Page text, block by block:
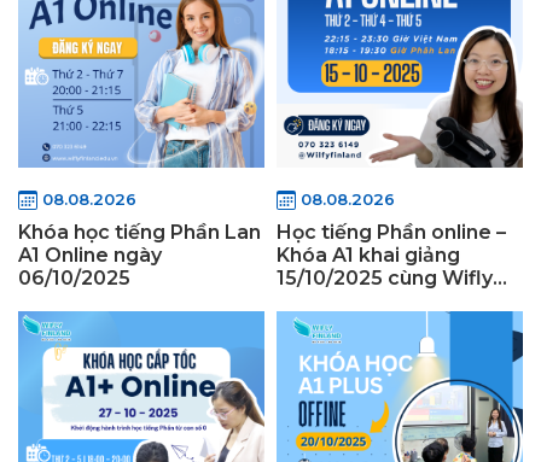
08.08.2026
Khóa học tiếng Phần Lan
A1 Online ngày
06/10/2025
08.08.2026
Học tiếng Phần online –
Khóa A1 khai giảng
15/10/2025 cùng Wifly